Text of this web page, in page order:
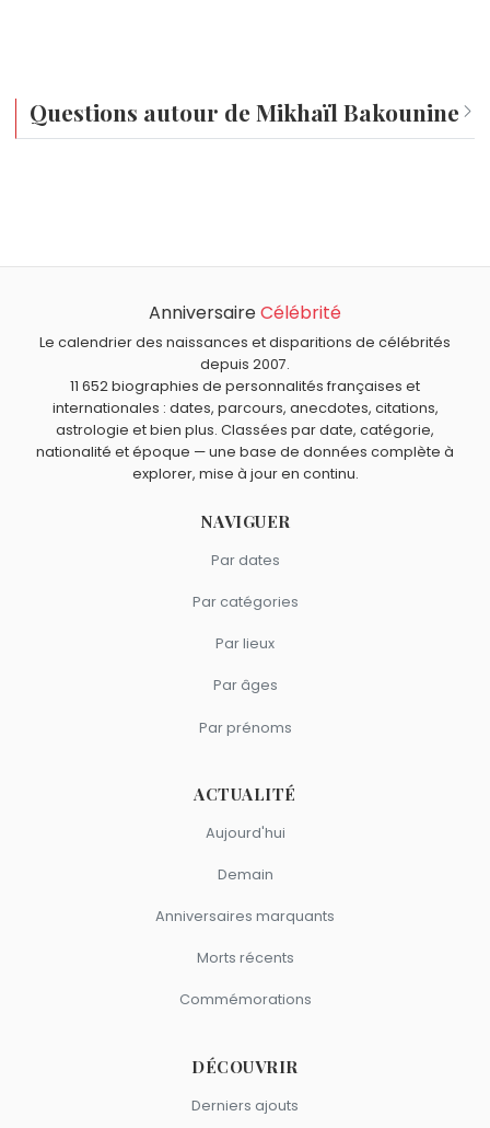
Questions autour de Mikhaïl Bakounine
Qui est mort le même jour que Mikhaïl Bakounine ?
Margaux Hemingway,Annie Fratellini
Mikhaïl Bakounine.
AnniversaireCélébrité
Le calendrier des naissances et disparitions de célébrités
depuis 2007.
11 652 biographies de personnalités françaises et
internationales : dates, parcours, anecdotes, citations,
astrologie et bien plus. Classées par date, catégorie,
nationalité et époque — une base de données complète à
explorer, mise à jour en continu.
NAVIGUER
Par dates
Par catégories
Par lieux
Par âges
Par prénoms
ACTUALITÉ
Aujourd'hui
Demain
Anniversaires marquants
Morts récents
Commémorations
DÉCOUVRIR
Derniers ajouts